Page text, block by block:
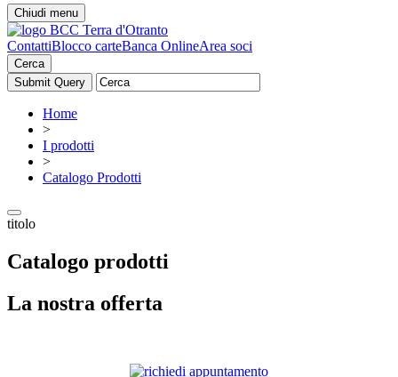
Chiudi menu
ContattiBlocco carteBanca OnlineArea soci
Cerca
Home
>
I prodotti
>
Catalogo Prodotti
titolo
Catalogo prodotti
La nostra offerta